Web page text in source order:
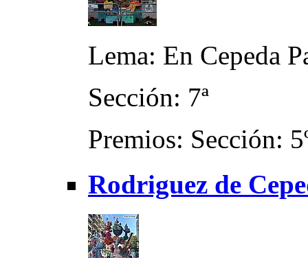
Lema: En Cepeda
Sección: 7ª
Premios: Sección:
Rodriguez de